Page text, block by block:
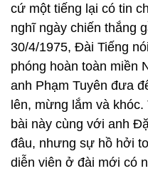
cứ một tiếng lại có tin
nghĩ ngày chiến thắng
30/4/1975, Đài Tiếng
phóng hoàn toàn miền
anh Phạm Tuyên đưa
lên, mừng lắm và
bài này cùng với anh
đâu, nhưng sự hồ hởi
diễn viên ở đài mới có